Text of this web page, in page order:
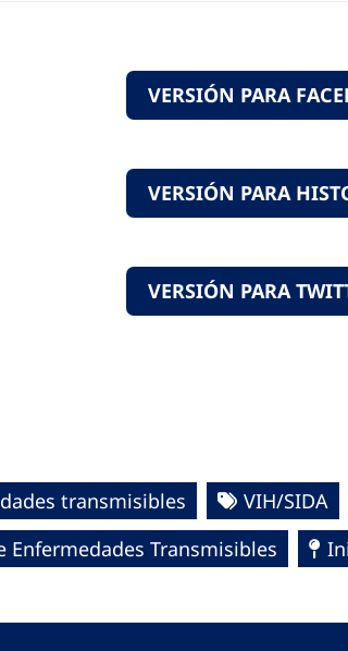
VERSIÓN PARA
VERSIÓN PARA
VERSIÓN PARA
transmisibles VIH/SIDA
Transmisibles